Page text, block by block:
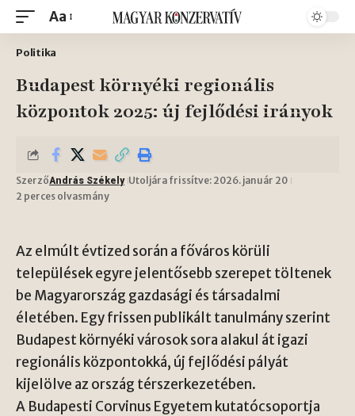
Aa
Politika
Budapest környéki regionális
központok 2025: új fejlődési irányok
SzerzőAndrás Székely Utoljára frissítve: 2026. január 20
2 perces olvasmány
Az elmúlt évtized során a főváros körüli
települések egyre jelentősebb szerepet töltenek
be Magyarország gazdasági és társadalmi
életében. Egy frissen publikált tanulmány szerint
Budapest környéki városok sora alakul át igazi
regionális központokká, új fejlődési pályát
kijelölve az ország térszerkezetében.
A Budapesti Corvinus Egyetem kutatócsoportja